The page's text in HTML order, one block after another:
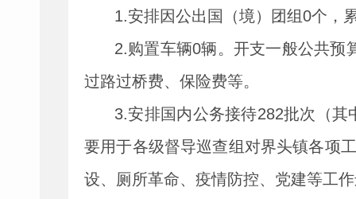
1.安排因公出国（境）团组0个，
2.购置车辆0辆。开支一般公共预
过路过桥费、保险费等。
3.安排国内公务接待282批次（其
要用于各级督导巡查组对界头镇各项
设、厕所革命、疫情防控、党建等工